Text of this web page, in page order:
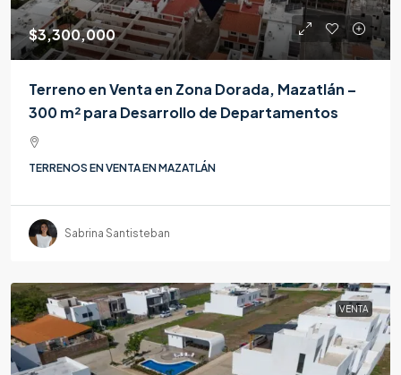
$3,300,000
Terreno en Venta en Zona Dorada, Mazatlán –
300 m² para Desarrollo de Departamentos
TERRENOS EN VENTA EN MAZATLÁN
Sabrina Santisteban
VENTA